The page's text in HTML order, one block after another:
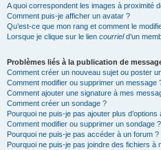
A quoi correspondent les images à proximité
Comment puis-je afficher un avatar ?
Qu’est-ce que mon rang et comment le
Lorsque je clique sur le lien courrield’un
Problèmes liés à la publication de
Comment créer un nouveau sujet ou poster
Comment modifier ou supprimer un message
Comment ajouter une signature à mes
Comment créer un sondage ?
Pourquoi ne puis-je pas ajouter plus
Comment modifier ou supprimer un sondage ?
Pourquoi ne puis-je pas accéder à un forum ?
Pourquoi ne puis-je pas joindre des fichiers à